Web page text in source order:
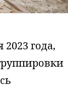
года,